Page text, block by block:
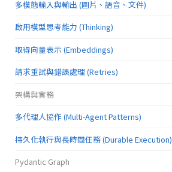
多模態輸入與輸出 (圖片、語音、文件)
啟用模型思考能力 (Thinking)
取得向量表示 (Embeddings)
請求重試與錯誤處理 (Retries)
架構與實務
多代理人協作 (Multi-Agent Patterns)
持久化執行與長時間任務 (Durable Execution)
Pydantic Graph